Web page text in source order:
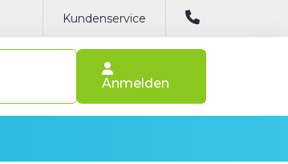
Kundenservice
Anmelden